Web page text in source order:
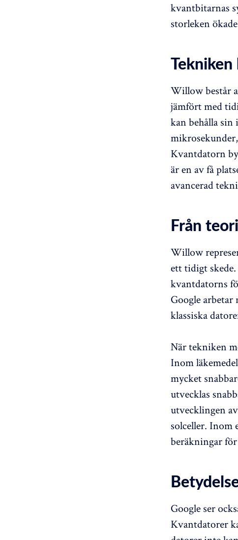
kvantbitarnas
storleken
Tekniken
Willow består
jämfört med
kan behålla
Kvantdatorn
är en av få
avancerad
Från
Willow
ett tidigt
kvantdatorns
Google arbetar
klassiska
När tekniken
Inom
mycket
utvecklas
utvecklingen
solceller. Inom
beräkningar
Google ser
Kvantdatorer